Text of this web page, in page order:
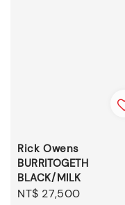
Rick Owens
BURRITOGETH
BLACK/MILK
Sale
NT$ 27,500